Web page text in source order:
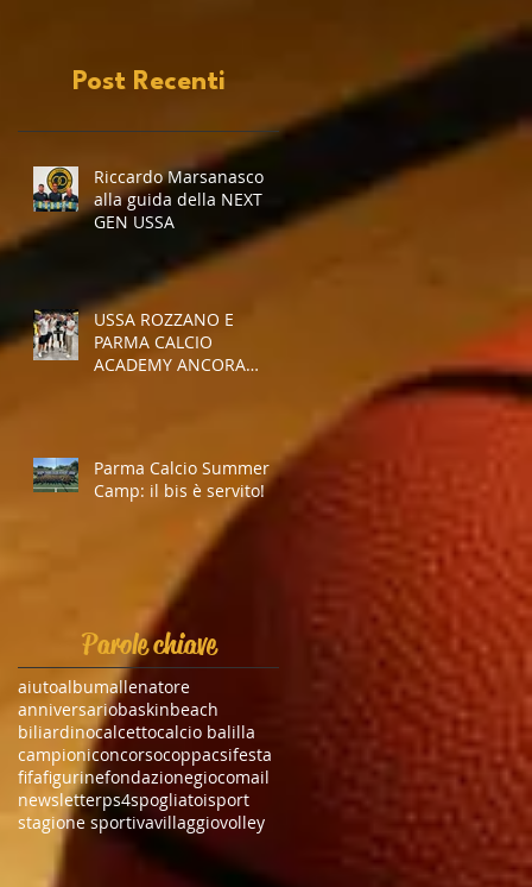
Post Recenti
Riccardo Marsanasco
alla guida della NEXT
GEN USSA
USSA ROZZANO E
PARMA CALCIO
ACADEMY ANCORA
Parma Calcio Summer
Camp: il bis è servito!
Parole chiave
aiutoalbumallenatore
anniversariobaskinbeach
biliardinocalcettocalcio balilla
campioniconcorsocoppacsifesta
fifafigurinefondazionegiocomail
newsletterps4spogliatoisport
stagione sportivavillaggiovolley